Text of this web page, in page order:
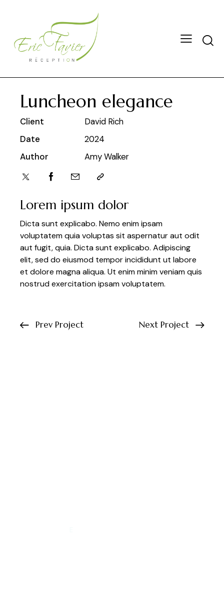
Luncheon elegance
Lorem ipsum dolor
Dicta sunt explicabo. Nemo enim ipsam
voluptatem quia voluptas sit aspernatur aut odit
aut fugit, quia. Dicta sunt explicabo. Adipiscing
elit, sed do eiusmod tempor incididunt ut labore
et dolore magna aliqua. Ut enim minim veniam quis
nostrud exercitation ipsam voluptatem.
Client
David Rich
Date
2024
Author
Amy Walker
Prev Project Next Project